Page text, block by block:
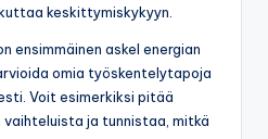
keskittymiskykyyn.
ensimmäinen askel energian
omia työskentelytapoja
Voit esimerkiksi pitää
ja tunnistaa, mitkä